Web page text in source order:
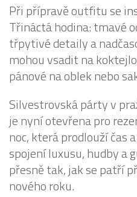
Při přípravě outfitu se
Třináctá hodina: tmavé
třpytivé detaily a
mohou vsadit na
pánové na oblek nebo
Silvestrovská párty v
je nyní otevřena pro
noc, která prodlouží čas
spojení luxusu, hudby a
přesně tak, jak se patří
nového roku.